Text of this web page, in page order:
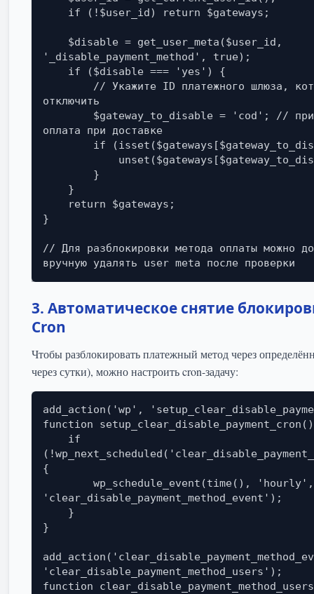
'_disable_payment_method', true);
отключить
оплата при доставке
}
// Для разблокировки метода оплаты можно
3. Автоматическое снятие
Cron
Чтобы разблокировать платежный метод через
через сутки), можно настроить cron-задачу:
add_action('wp',
function
{
'clear_disable_payment_method_event');
}
'clear_disable_payment_method_users');
function